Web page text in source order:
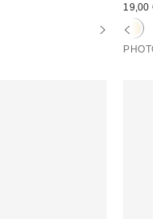
19,00